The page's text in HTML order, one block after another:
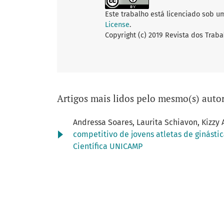
Este trabalho está licenciado sob
License.
Copyright (c) 2019 Revista dos
Artigos mais lidos pelo mesmo(s)
Andressa Soares, Laurita Schiavon, Kizzy
competitivo de jovens atletas de
Científica UNICAMP